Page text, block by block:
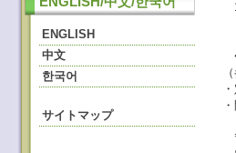
ENGLISH
中文
한국어
サイトマップ